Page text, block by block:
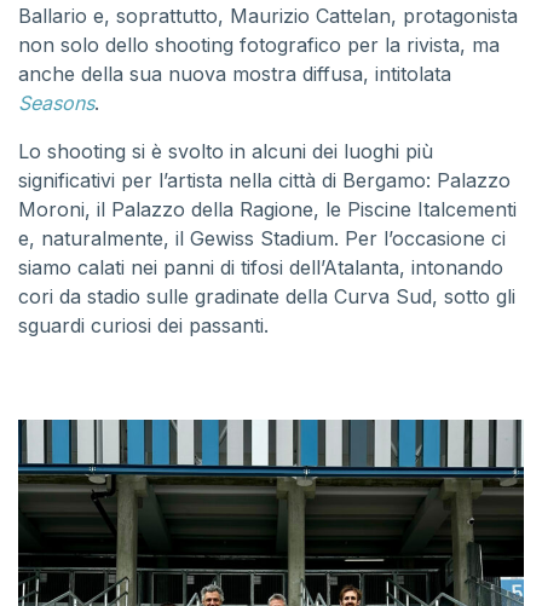
Ballario e, soprattutto, Maurizio Cattelan, protagonista
non solo dello shooting fotografico per la rivista, ma
anche della sua nuova mostra diffusa, intitolata
Seasons.
Lo shooting si è svolto in alcuni dei luoghi più
significativi per l’artista nella città di Bergamo: Palazzo
Moroni, il Palazzo della Ragione, le Piscine Italcementi
e, naturalmente, il Gewiss Stadium. Per l’occasione ci
siamo calati nei panni di tifosi dell’Atalanta, intonando
cori da stadio sulle gradinate della Curva Sud, sotto gli
sguardi curiosi dei passanti.